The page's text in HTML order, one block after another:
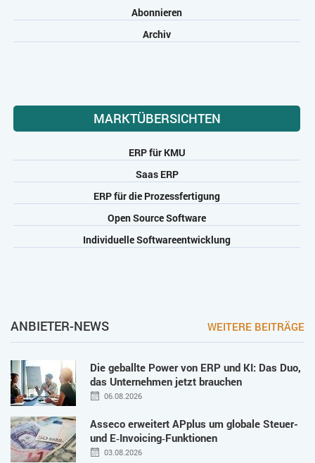
Abonnieren
Archiv
MARKTÜBERSICHTEN
ERP für KMU
Saas ERP
ERP für die Prozessfertigung
Open Source Software
Individuelle Softwareentwicklung
ANBIETER-NEWS WEITERE BEITRÄGE
Die geballte Power von ERP und KI: Das Duo,
das Unternehmen jetzt brauchen
06.08.2026
Asseco erweitert APplus um globale Steuer-
und E‑Invoicing‑Funktionen
03.08.2026